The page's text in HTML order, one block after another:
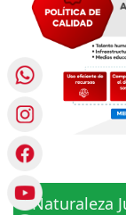
Naturaleza